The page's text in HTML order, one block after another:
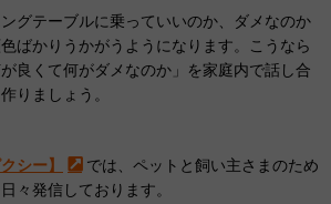
グテーブルに乗っていいのか、ダメなのか
ばかりうかがうようになります。こうなら
良くて何がダメなのか」を家庭内で話し合
りましょう。
シー】
では、ペットと飼い主さまのため
々発信しております。